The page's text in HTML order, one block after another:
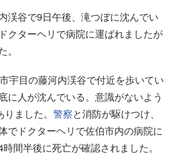
渓谷で9日午後、滝つぼに沈んでい
クターヘリで病院に運ばれましたが
宇目の藤河内渓谷で付近を歩いてい
に人が沈んでいる。意識がないよう
ました。 警察と消防が駆けつけ、
でドクターヘリで佐伯市内の病院に
間半後に死亡が確認されました。